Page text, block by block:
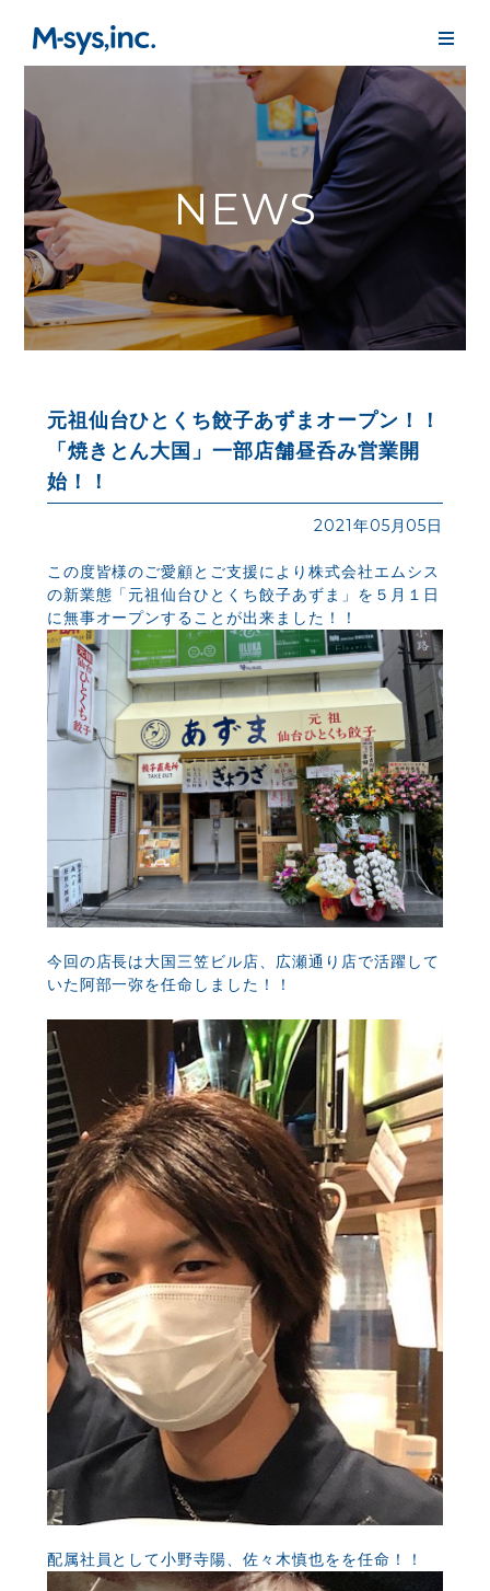
NEWS
元祖仙台ひとくち餃子あずまオープン！！
「焼きとん大国」一部店舗昼呑み営業開
始！！
2021年05月05日
この度皆様のご愛顧とご支援により株式会社エムシス
の新業態「元祖仙台ひとくち餃子あずま」を５月１日
に無事オープンすることが出来ました！！
今回の店長は大国三笠ビル店、広瀬通り店で活躍して
いた阿部一弥を任命しました！！
配属社員として小野寺陽、佐々木慎也をを任命！！